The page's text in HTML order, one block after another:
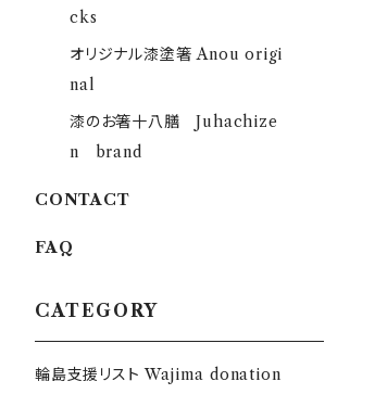
cks
オリジナル漆塗箸 Anou origi
nal
漆のお箸十八膳 Juhachize
n brand
CONTACT
FAQ
CATEGORY
輪島支援リスト Wajima donation